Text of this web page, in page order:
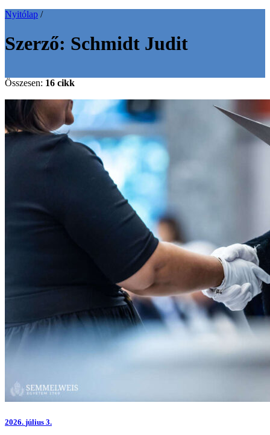
Nyitólap /
Szerző: Schmidt Judit
Összesen: 16 cikk
2026. július 3.